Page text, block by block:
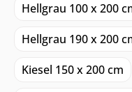
Hellgrau 100 x 200
Hellgrau 190 x 200
Kiesel 150 x 200 cm